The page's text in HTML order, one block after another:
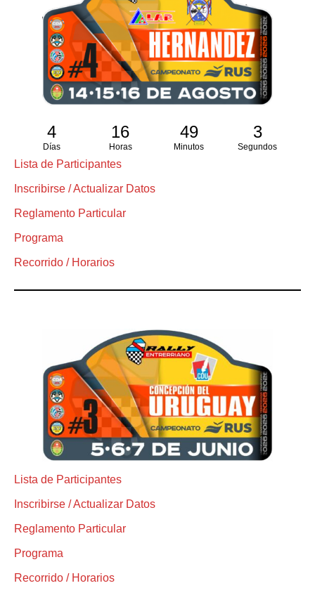
4
Días
16
Horas
49
Minutos
2
Segundos
Lista de Participantes
Inscribirse / Actualizar Datos
Reglamento Particular
Programa
Recorrido / Horarios
Lista de Participantes
Inscribirse / Actualizar Datos
Reglamento Particular
Programa
Recorrido / Horarios